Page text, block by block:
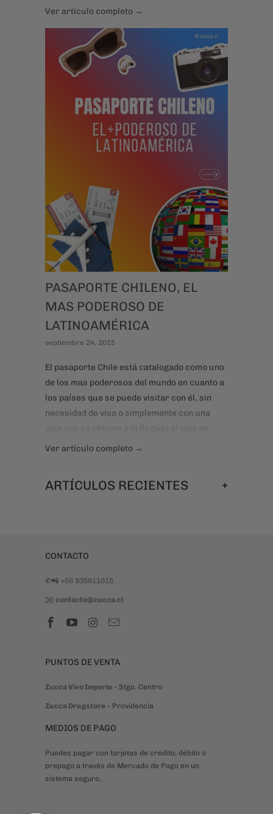
cambio de alojamiento y en la mayoría de las
explorar, descansar, conectar con otras
realidades.
Ver artículo completo →
PASAPORTE CHILENO, EL
MAS PODEROSO DE
LATINOAMÉRICA
septiembre 24, 2025
El pasaporte Chile está catalogado como uno
de los mas poderosos del mundo en cuanto a
los países que se puede visitar con él, sin
necesidad de visa o simplemente con una
visa que se obtiene a la llegada al país de
destino. Hay 175 países que permiten la
Ver artículo completo →
+
ARTÍCULOS RECIENTES
CONTACTO
✆📲 +56 935611015
✉️ contacto@zucca.cl
PUNTOS DE VENTA
Zucca Vivo Imperio - Stgo. Centro
Zucca Drugstore - Providencia
MEDIOS DE PAGO
Puedes pagar con tarjetas de crédito, débito o
prepago a través de Mercado de Pago en un
sistema seguro.